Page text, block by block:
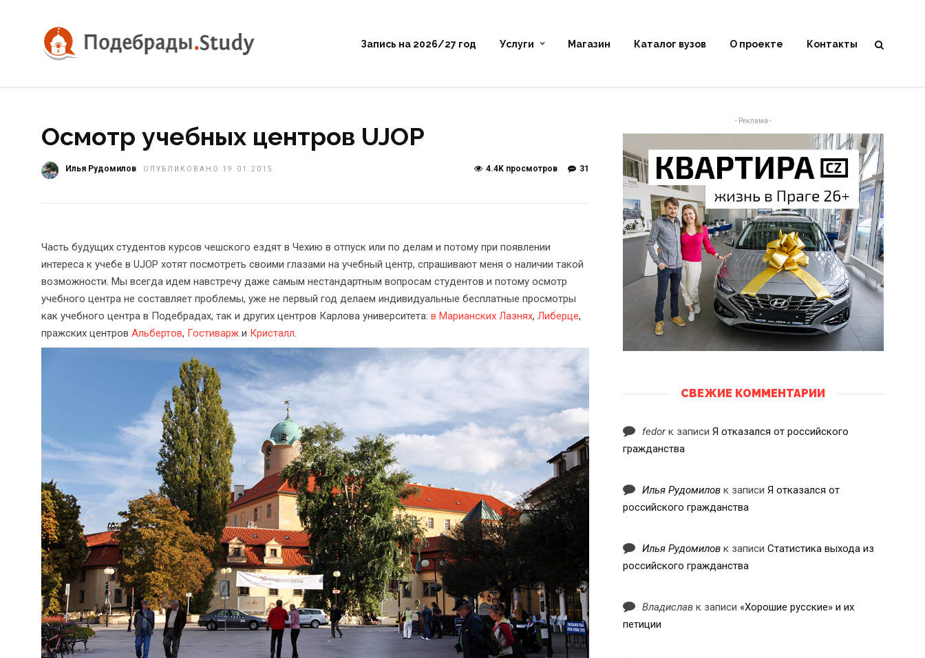
Запись на 2026/27 год Услуги Магазин Каталог вузов О проекте Контакты
Осмотр учебных центров UJOP
Илья Рудомилов ОПУБЛИКОВАНО 19.01.2015 31
4.4K просмотров
Часть будущих студентов курсов чешского ездят в Чехию в отпуск или по делам и потому при появлении
интереса к учебе в UJOP хотят посмотреть своими глазами на учебный центр, спрашивают меня о наличии такой
возможности. Мы всегда идем навстречу даже самым нестандартным вопросам студентов и потому осмотр
учебного центра не составляет проблемы, уже не первый год делаем индивидуальные бесплатные просмотры
как учебного центра в Подебрадах, так и других центров Карлова университета: в Марианских Лазнях, Либерце,
пражских центров Альбертов, Гостиварж и Кристалл.
- Реклама -
СВЕЖИЕ КОММЕНТАРИИ
fedorк записи Я отказался от российского
гражданства
Илья Рудомиловк записи Я отказался от
российского гражданства
Илья Рудомиловк записи Статистика выхода из
российского гражданства
Владиславк записи «Хорошие русские» и их
петиции